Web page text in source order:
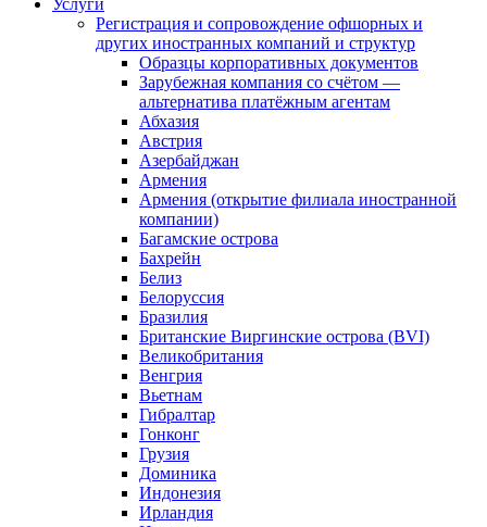
Услуги
Регистрация и сопровождение офшорных и
других иностранных компаний и структур
Образцы корпоративных документов
Зарубежная компания со счётом —
альтернатива платёжным агентам
Абхазия
Австрия
Азербайджан
Армения
Армения (открытие филиала иностранной
компании)
Багамские острова
Бахрейн
Белиз
Белоруссия
Бразилия
Британские Виргинские острова (BVI)
Великобритания
Венгрия
Вьетнам
Гибралтар
Гонконг
Грузия
Доминика
Индонезия
Ирландия